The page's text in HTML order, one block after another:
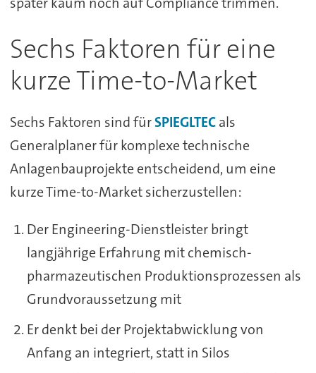
Sechs Faktoren für eine
kurze Time-to-Market
Sechs Faktoren sind fürSPIEGLTECals
Generalplaner für komplexe technische
Anlagenbauprojekte entscheidend, um eine
kurze Time-to-Market sicherzustellen:
Der Engineering-Dienstleister bringt
langjährige Erfahrung mit chemisch-
pharmazeutischen Produktionsprozessen als
Grundvoraussetzung mit
Er denkt bei der Projektabwicklung von
Anfang an integriert, statt in Silos